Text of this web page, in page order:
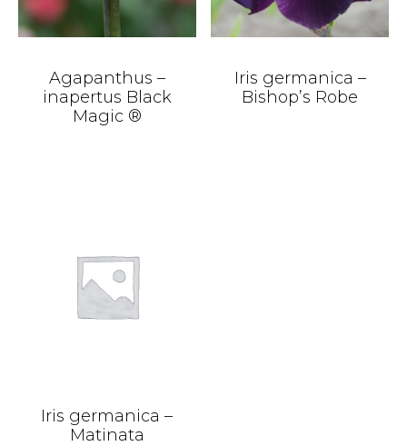
Agapanthus –
inapertus Black
Magic ®
Iris germanica –
Bishop’s Robe
Iris germanica –
Matinata